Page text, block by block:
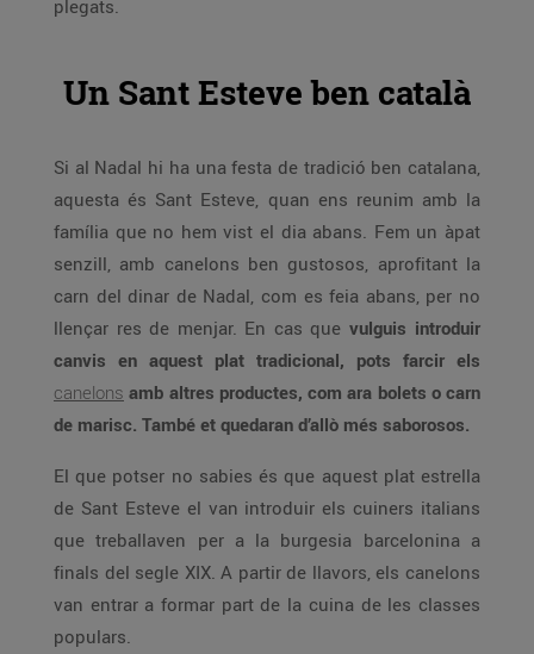
plegats.
Un Sant Esteve ben català
Si al Nadal hi ha una festa de tradició ben catalana,
aquesta és Sant Esteve, quan ens reunim amb la
família que no hem vist el dia abans. Fem un àpat
senzill, amb canelons ben gustosos, aprofitant la
carn del dinar de Nadal, com es feia abans, per no
llençar res de menjar. En cas que vulguis introduir
canvis en aquest plat tradicional, pots farcir els
canelons amb altres productes, com ara bolets o carn
de marisc. També et quedaran d’allò més saborosos.
El que potser no sabies és que aquest plat estrella
de Sant Esteve el van introduir els cuiners italians
que treballaven per a la burgesia barcelonina a
finals del segle XIX. A partir de llavors, els canelons
van entrar a formar part de la cuina de les classes
populars.